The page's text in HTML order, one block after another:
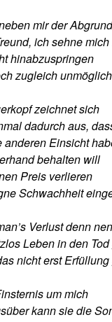
mir der
ich sehne
hinabzuspringen
zugleich unmöglich
zeichnet sich
dadurch aus,
anderen Einsicht
behalten will
Preis verlieren
Schwachheit
Verlust denn
Leben in den
nicht erst
um mich
kann sie die